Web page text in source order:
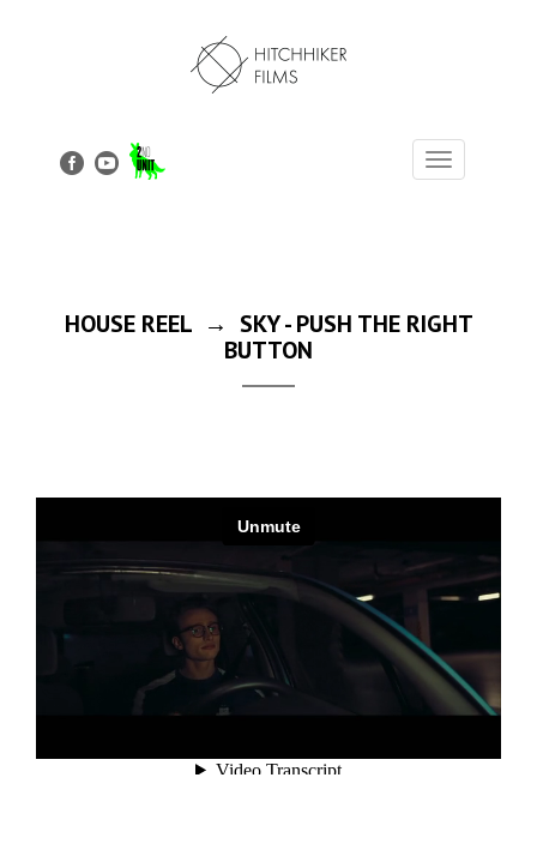
Toggle
navigation
HOUSE REEL → SKY - PUSH THE RIGHT
BUTTON